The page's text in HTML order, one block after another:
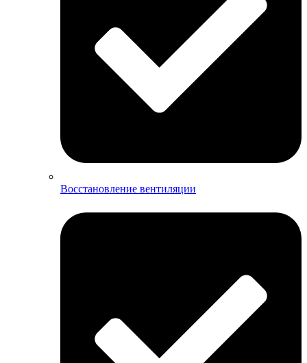
Восстановление вентиляции